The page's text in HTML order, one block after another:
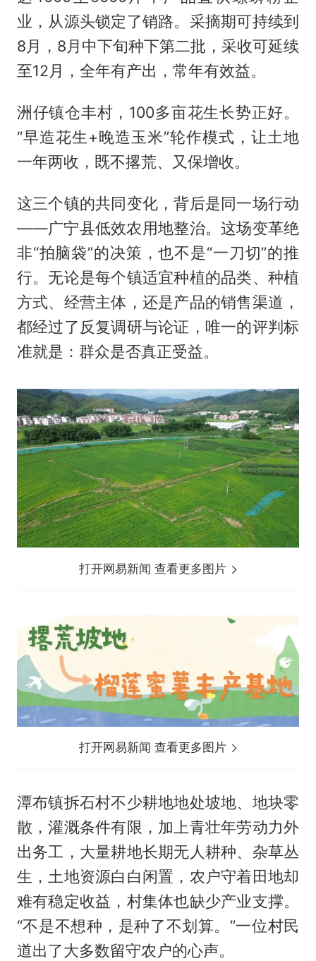
业，从源头锁定了销路。采摘期可持续到
8月，8月中下旬种下第二批，采收可延续
至12月，全年有产出，常年有效益。
洲仔镇仓丰村，100多亩花生长势正好。
“早造花生+晚造玉米”轮作模式，让土地
一年两收，既不撂荒、又保增收。
这三个镇的共同变化，背后是同一场行动
——广宁县低效农用地整治。这场变革绝
非“拍脑袋”的决策，也不是“一刀切”的推
行。无论是每个镇适宜种植的品类、种植
方式、经营主体，还是产品的销售渠道，
都经过了反复调研与论证，唯一的评判标
准就是：群众是否真正受益。
打开网易新闻 查看更多图片
打开网易新闻 查看更多图片
潭布镇拆石村不少耕地地处坡地、地块零
散，灌溉条件有限，加上青壮年劳动力外
出务工，大量耕地长期无人耕种、杂草丛
生，土地资源白白闲置，农户守着田地却
难有稳定收益，村集体也缺少产业支撑。
“不是不想种，是种了不划算。”一位村民
道出了大多数留守农户的心声。